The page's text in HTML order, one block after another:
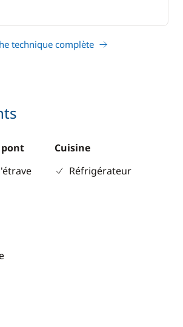
technique complète
pont
Cuisine
Réfrigérateur